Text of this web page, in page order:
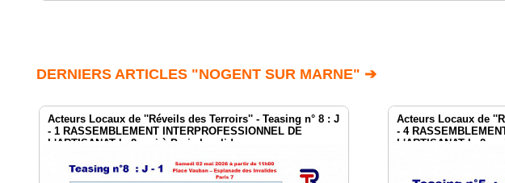
DERNIERS ARTICLES "NOGENT SUR MARNE" ➔
Acteurs Locaux de ''Réveils des Terroirs'' - Teasing n° 8 : J
- 1 RASSEMBLEMENT INTERPROFESSIONNEL DE
L'ARTISANAT le 2 mai à Paris Invalides
Acteurs Locaux de
- 4
L'ARTISANAT le 2